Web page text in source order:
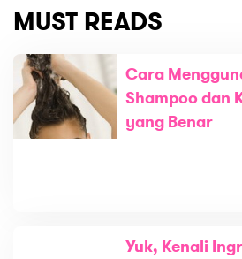
MUST READS
Cara
Shampoo dan
yang Benar
Yuk, Kenali